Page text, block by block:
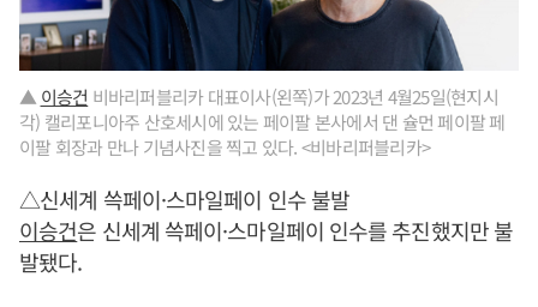
▲ 이승건 비바리퍼블리카 대표이사(왼쪽)가 2023년 4월25일(현지시
각) 캘리포니아주 산호세시에 있는 페이팔 본사에서 댄 슐먼 페이팔 페
이팔 회장과 만나 기념사진을 찍고 있다. <비바리퍼블리카>
△신세계 쓱페이·스마일페이 인수 불발
이승건은 신세계 쓱페이·스마일페이 인수를 추진했지만 불
발됐다.